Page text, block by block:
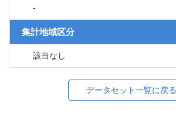
-
集計地域区分
該当なし
データセット一覧に戻る